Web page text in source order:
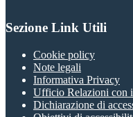
Sezione Link Utili
Cookie policy
Note legali
Informativa Privacy
Ufficio Relazioni con
Dichiarazione di